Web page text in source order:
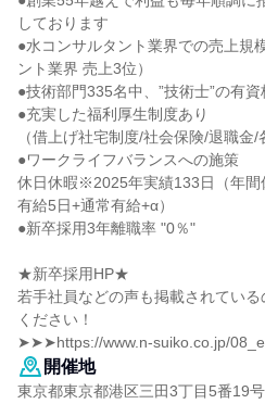
しております
●水コンサルタント業界での売上規
ント業界 売上3位）
●技術部門335名中、”技術士”の有
●充実した福利厚生制度あり
（借上げ社宅制度/社会保険/退職金/
●ワークライフバランスへの施策
休日休暇※2025年実績133日（年間
有給5日+通常有給+α）
●新卒採用3年離職率 "0％"
★新卒採用HP★
若手社員などの声も掲載されてい
ください！
➤➤➤https://www.n-suiko.co.jp/
開催地
東京都東京都港区三田3丁目5番19